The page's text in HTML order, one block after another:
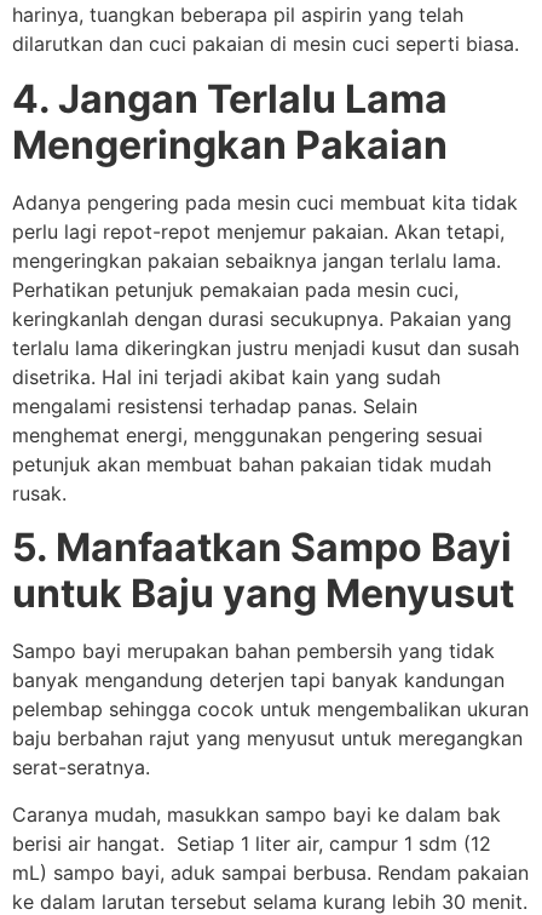
harinya, tuangkan beberapa pil aspirin yang telah
dilarutkan dan cuci pakaian di mesin cuci seperti biasa.
4. Jangan Terlalu Lama
Mengeringkan Pakaian
Adanya pengering pada mesin cuci membuat kita tidak
perlu lagi repot-repot menjemur pakaian. Akan tetapi,
mengeringkan pakaian sebaiknya jangan terlalu lama.
Perhatikan petunjuk pemakaian pada mesin cuci,
keringkanlah dengan durasi secukupnya. Pakaian yang
terlalu lama dikeringkan justru menjadi kusut dan susah
disetrika. Hal ini terjadi akibat kain yang sudah
mengalami resistensi terhadap panas. Selain
menghemat energi, menggunakan pengering sesuai
petunjuk akan membuat bahan pakaian tidak mudah
rusak.
5. Manfaatkan Sampo Bayi
untuk Baju yang Menyusut
Sampo bayi merupakan bahan pembersih yang tidak
banyak mengandung deterjen tapi banyak kandungan
pelembap sehingga cocok untuk mengembalikan ukuran
baju berbahan rajut yang menyusut untuk meregangkan
serat-seratnya.
Caranya mudah, masukkan sampo bayi ke dalam bak
berisi air hangat. Setiap 1 liter air, campur 1 sdm (12
mL) sampo bayi, aduk sampai berbusa. Rendam pakaian
ke dalam larutan tersebut selama kurang lebih 30 menit.